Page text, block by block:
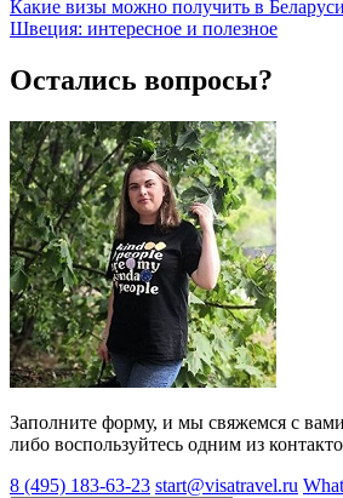
Какие визы можно получить в
Швеция: интересное и полезное
Остались вопросы?
Заполните форму, и мы свяжемся с
либо воспользуйтесь одним из
8 (495) 183-63-23 start@visatravel.ru